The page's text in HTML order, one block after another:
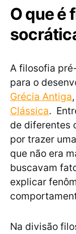
O que é
A filosofia
para o
Grécia Antiga
Clássica.
de diferentes
por trazer
que não era
buscavam
explicar
Na divisão